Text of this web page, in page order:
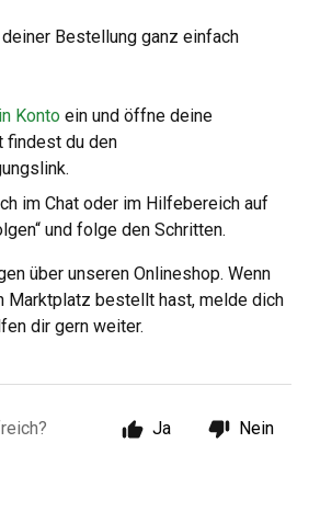
Bestellung ganz einfach
Konto ein und öffne deine
findest du den
im Chat oder im Hilfebereich auf
und folge den Schritten.
über unseren Onlineshop. Wenn
Marktplatz bestellt hast, melde dich
dir gern weiter.
Ja Nein